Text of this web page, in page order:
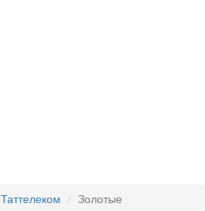
Таттелеком Золотые